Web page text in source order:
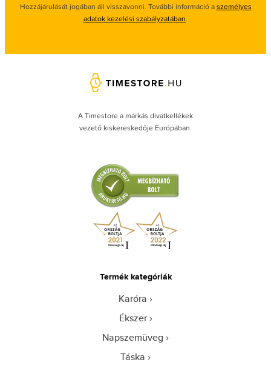
Hozzájárulását jogában áll visszavonni. További információ aszemélyes
adatok kezelési szabályzatában.
A Timestore a márkás divatkellékek
vezető kiskereskedője Európában.
Termék kategóriák
Karóra
Ékszer
Napszemüveg
Táska